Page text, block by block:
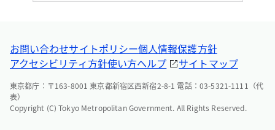
お問い合わせサイトポリシー個人情報保護方針
アクセシビリティ方針使い方ヘルプ サイトマップ
東京都庁：〒163-8001 東京都新宿区西新宿2-8-1 電話：03-5321-1111（代
表）
Copyright (C) Tokyo Metropolitan Government. All Rights Reserved.